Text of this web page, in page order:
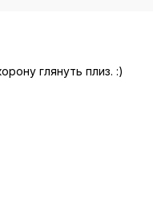
глянуть плиз. :)